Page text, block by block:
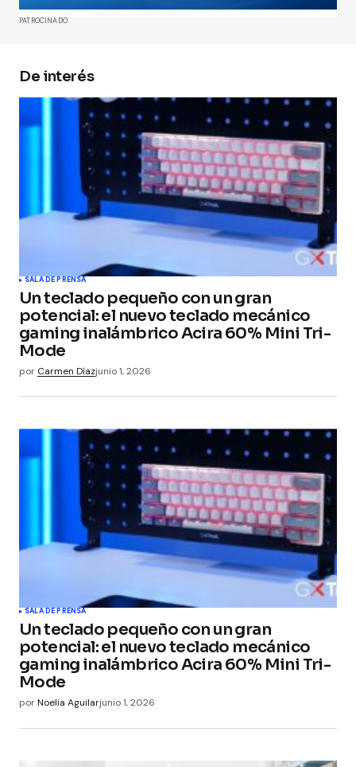
Comment*
Your Name*
Your E-mail *
Guarda mi nombre, correo electrónico y web en
este navegador para la próxima vez que
comente.
Submit Comment
PATROCINADO
De interés
SALA DE PRENSA
Un teclado pequeño con un gran
potencial: el nuevo teclado mecánico
gaming inalámbrico Acira 60% Mini Tri-
Mode
por Carmen Díazjunio 1, 2026
SALA DE PRENSA
Un teclado pequeño con un gran
potencial: el nuevo teclado mecánico
gaming inalámbrico Acira 60% Mini Tri-
Mode
porNoelia Aguilarjunio 1, 2026